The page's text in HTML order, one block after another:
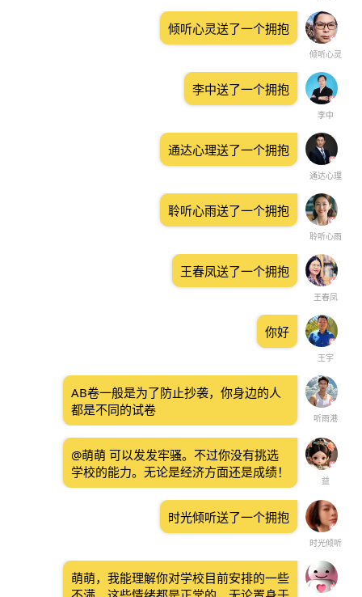
倾听心灵
倾听心灵送了一个拥抱
李中
李中送了一个拥抱
通达心理
通达心理送了一个拥抱
聆听心雨
聆听心雨送了一个拥抱
王春凤
王春凤送了一个拥抱
王宇
你好
听雨港
AB卷一般是为了防止抄袭，你身边的人
都是不同的试卷
益
@萌萌 可以发发牢骚。不过你没有挑选
学校的能力。无论是经济方面还是成绩！
时光倾听
时光倾听送了一个拥抱
萌萌，我能理解你对学校目前安排的一些